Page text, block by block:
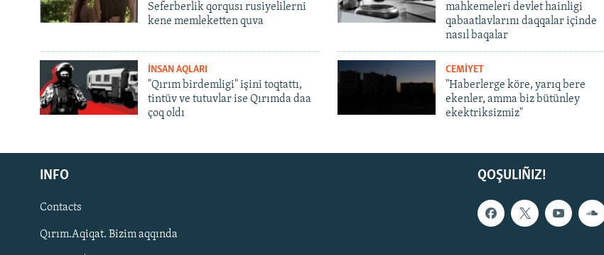
Русский
Українською
QOŞULIÑIZ!
Seferberlik qorqusı rusiyelilerni
kene memleketten quva
mahkemeleri devlet hainligi
qabaatlavlarını daqqalar içinde
nasıl baqalar
İNSAN AQLARI
"Qırım birdemligi" işini toqtattı,
tintüv ve tutuvlar ise Qırımda daa
çoq oldı
CEMİYET
"Haberlerge köre, yarıq bere
ekenler, amma biz bütünley
ekektriksizmiz"
QOŞULIÑIZ!
INFO
Contacts
Qırım.Aqiqat. Bizim aqqında